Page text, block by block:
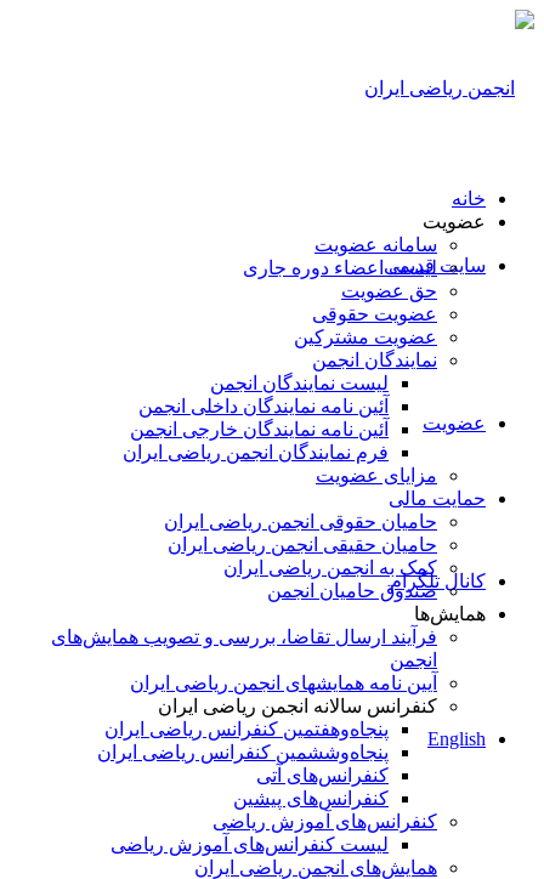
سایت قدیمی
عضویت
کانال تلگرام
English
خانه
عضویت
سامانه عضویت
لیست اعضاء دوره جاری
حق عضویت
عضویت حقوقی
عضویت مشترکین
نمایندگان انجمن
لیست نمایندگان انجمن
آئین نامه نمایندگان داخلی انجمن
آئین نامه نمایندگان خارجی انجمن
فرم نمایندگان انجمن ریاضی ایران
مزایای عضویت
حمایت مالی
حامیان حقوقی انجمن ریاضی ایران
حامیان حقیقی انجمن ریاضی ایران
کمک به انجمن ریاضی ایران
صندوق حامیان انجمن
همایش‌ها
فرآیند ارسال تقاضا، بررسی و تصویب همایش‌های
انجمن
آیین نامه همایشهای انجمن ریاضی ایران
کنفرانس‌ سالانه انجمن ریاضی ایران
پنجاه‌و‌هفتمین کنفرانس ریاضی ایران
پنجاه‌و‌ششمین کنفرانس ریاضی ایران
کنفرانس‌های آتی
کنفرانس‎‌های پیشین
کنفرانس‌های آموزش ریاضی
لیست کنفرانس‌های آموزش ریاضی
همایش‌های انجمن ریاضی ایران